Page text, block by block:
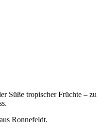
Süße tropischer Früchte – zu
Ronnefeldt.